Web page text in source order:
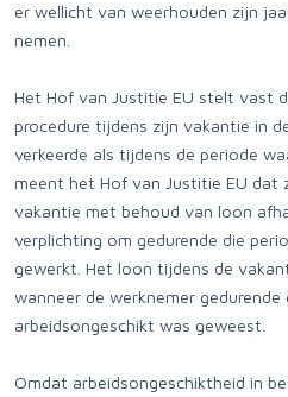
er wellicht van weerhouden zijn
nemen.
Het Hof van Justitie EU stelt vast
procedure tijdens zijn vakantie in
verkeerde als tijdens de periode
meent het Hof van Justitie EU dat
vakantie met behoud van loon
verplichting om gedurende die
gewerkt. Het loon tijdens de
wanneer de werknemer
arbeidsongeschikt was geweest.
Omdat arbeidsongeschiktheid in